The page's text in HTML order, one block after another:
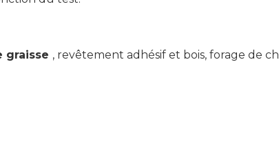
graisse , revêtement adhésif et bois, forage de